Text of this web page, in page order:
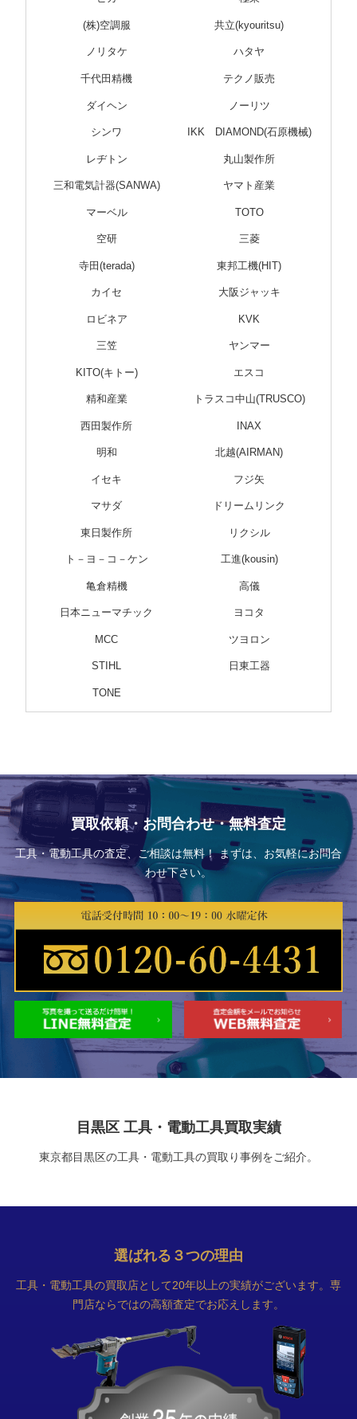
(株)空調服 共立(kyouritsu)
ノリタケ ハタヤ
千代田精機 テクノ販売
ダイヘン ノーリツ
シンワ IKK DIAMOND(石原機械)
レヂトン 丸山製作所
三和電気計器(SANWA) ヤマト産業
マーベル TOTO
空研 三菱
寺田(terada) 東邦工機(HIT)
カイセ 大阪ジャッキ
ロビネア KVK
三笠 ヤンマー
KITO(キトー) エスコ
精和産業 トラスコ中山(TRUSCO)
西田製作所 INAX
明和 北越(AIRMAN)
イセキ フジ矢
マサダ ドリームリンク
東日製作所 リクシル
ト－ヨ－コ－ケン 工進(kousin)
亀倉精機 高儀
日本ニューマチック ヨコタ
MCC ツヨロン
STIHL 日東工器
TONE
買取依頼・お問合わせ・無料査定
工具・電動工具の査定、ご相談は無料！ まずは、お気軽にお問合
わせ下さい。
目黒区 工具・電動工具買取実績
東京都目黒区の工具・電動工具の買取り事例をご紹介。
選ばれる ３つの理由
工具・電動工具の買取店として20年以上の実績がございます。専
門店ならではの高額査定でお応えします。